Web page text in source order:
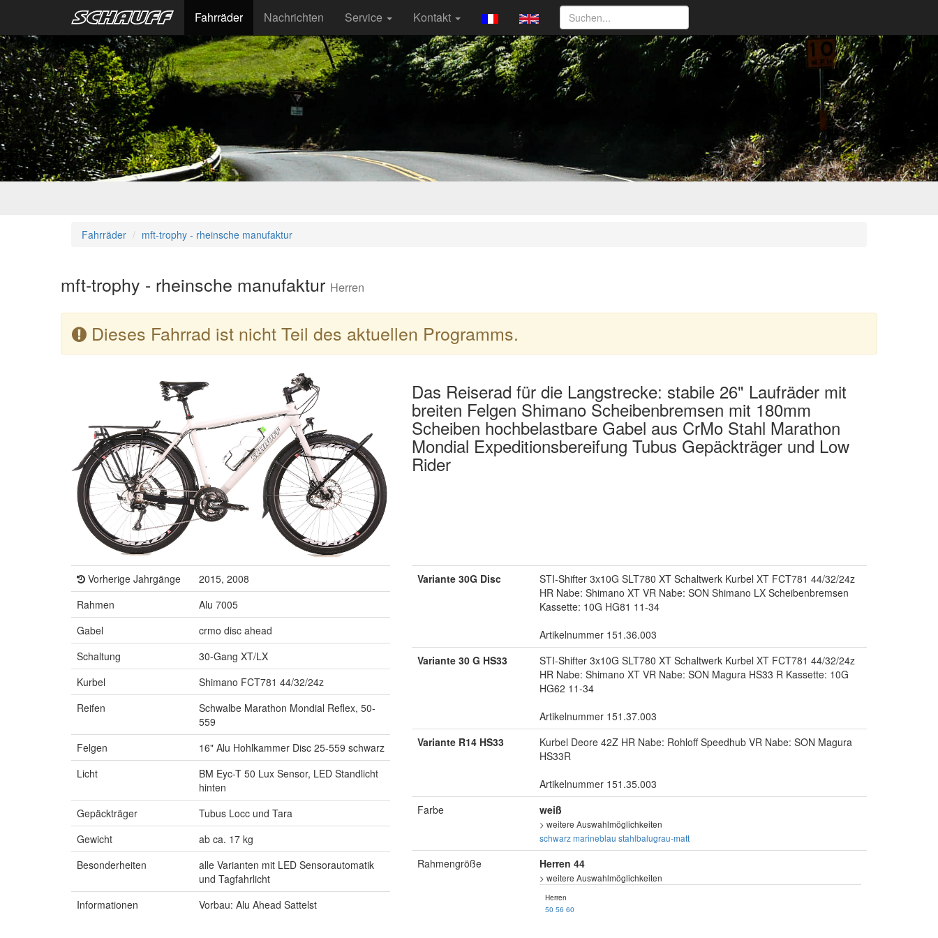
Fahrräder Nachrichten Service Kontakt
Fahrräder mft-trophy - rheinsche manufaktur
mft-trophy - rheinsche manufaktur Herren
Dieses Fahrrad ist nicht Teil des aktuellen Programms.
Das Reiserad für die Langstrecke: stabile 26" Laufräder mit
breiten Felgen Shimano Scheibenbremsen mit 180mm
Scheiben hochbelastbare Gabel aus CrMo Stahl Marathon
Mondial Expeditionsbereifung Tubus Gepäckträger und Low
Rider
Vorherige Jahrgänge
2015, 2008
Rahmen
Alu 7005
Gabel
crmo disc ahead
Schaltung
30-Gang XT/LX
Kurbel
Shimano FCT781 44/32/24z
Reifen
Schwalbe Marathon Mondial Reflex, 50-
559
Felgen
16" Alu Hohlkammer Disc 25-559 schwarz
Licht
BM Eyc-T 50 Lux Sensor, LED Standlicht
hinten
Gepäckträger
Tubus Locc und Tara
Gewicht
ab ca. 17 kg
Besonderheiten
alle Varianten mit LED Sensorautomatik
und Tagfahrlicht
Informationen
Vorbau: Alu Ahead Sattelst
Variante 30G Disc
STI-Shifter 3x10G SLT780 XT Schaltwerk Kurbel XT FCT781 44/32/24z
HR Nabe: Shimano XT VR Nabe: SON Shimano LX Scheibenbremsen
Kassette: 10G HG81 11-34
Artikelnummer 151.36.003
Variante 30 G HS33
STI-Shifter 3x10G SLT780 XT Schaltwerk Kurbel XT FCT781 44/32/24z
HR Nabe: Shimano XT VR Nabe: SON Magura HS33 R Kassette: 10G
HG62 11-34
Artikelnummer 151.37.003
Variante R14 HS33
Kurbel Deore 42Z HR Nabe: Rohloff Speedhub VR Nabe: SON Magura
HS33R
Artikelnummer 151.35.003
Farbe
weiß
> weitere Auswahlmöglichkeiten
schwarz marineblau stahlbalugrau-matt
Rahmengröße Herren 44
> weitere Auswahlmöglichkeiten
Herren
50 56 60